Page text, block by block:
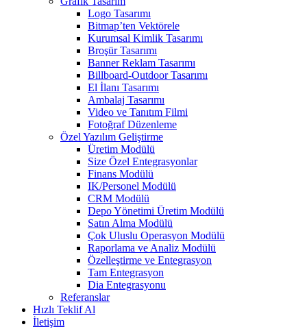
Logo Tasarımı
Bitmap’ten Vektörele
Kurumsal Kimlik Tasarımı
Broşür Tasarımı
Banner Reklam Tasarımı
Billboard-Outdoor Tasarımı
El İlanı Tasarımı
Ambalaj Tasarımı
Video ve Tanıtım Filmi
Fotoğraf Düzenleme
Özel Yazılım Geliştirme
Üretim Modülü
Size Özel Entegrasyonlar
Finans Modülü
IK/Personel Modülü
CRM Modülü
Depo Yönetimi Üretim Modülü
Satın Alma Modülü
Çok Uluslu Operasyon Modülü
Raporlama ve Analiz Modülü
Özelleştirme ve Entegrasyon
Tam Entegrasyon
Dia Entegrasyonu
Referanslar
Hızlı Teklif Al
İletişim